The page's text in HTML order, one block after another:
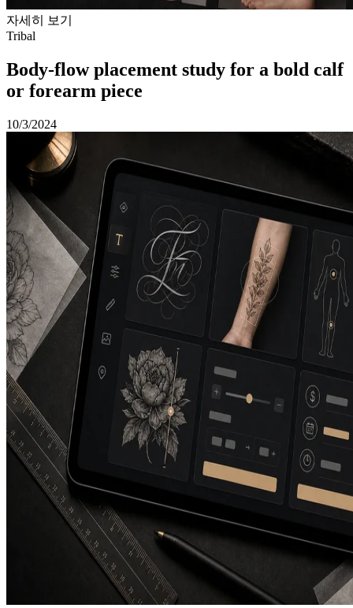
자세히 보기
Tribal
Body-flow placement study for a bold calf
or forearm piece
10/3/2024